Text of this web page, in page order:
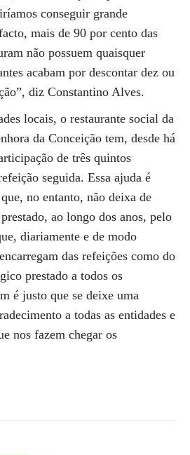
conseguir grande
mais de 90 por cento das
não possuem quaisquer
acabam por descontar dez ou
diz Constantino Alves.
locais, o restaurante social da
da Conceição tem, desde há
de três quintos
seguida. Essa ajuda é
no entanto, não deixa de
ao longo dos anos, pelo
diariamente e de modo
das refeições como do
prestado a todos os
é justo que se deixe uma
a todas as entidades e
nos fazem chegar os